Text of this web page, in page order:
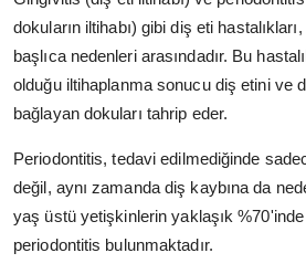
dokuların iltihabı) gibi diş eti
başlıca nedenleri arasındadır. Bu
olduğu iltihaplanma sonucu diş etini ve
bağlayan dokuları tahrip eder.
Periodontitis, tedavi edilmediğinde
değil, aynı zamanda diş kaybına da
yaş üstü yetişkinlerin yaklaşık
periodontitis bulunmaktadır.